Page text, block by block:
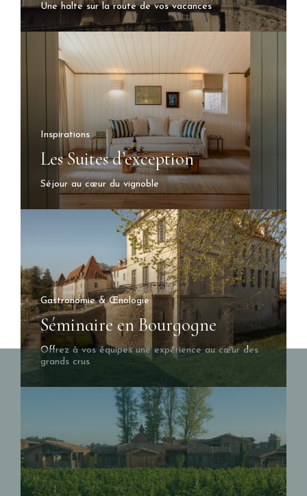
Une halte sur la route de vos vacances
Inspirations
Les Suites d’exception
Séjour au cœur du vignoble
Gastronomie & Œnologie
Séminaire en Bourgogne
Offrez à vos équipes une expérience au cœur des
grands crus